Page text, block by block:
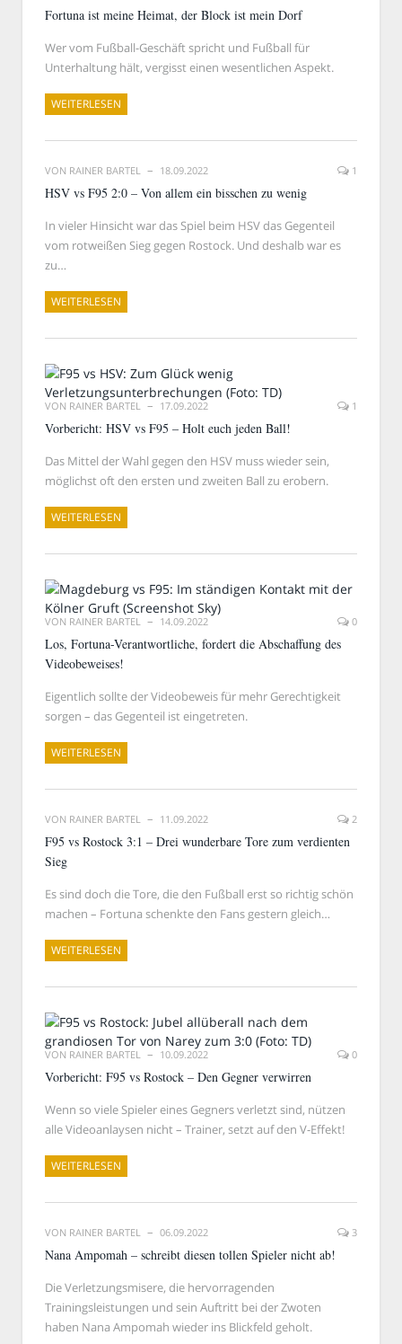
Fortuna ist meine Heimat, der Block ist mein Dorf
Wer vom Fußball-Geschäft spricht und Fußball für
Unterhaltung hält, vergisst einen wesentlichen Aspekt.
WEITERLESEN
VON RAINER BARTEL 18.09.2022 1
HSV vs F95 2:0 – Von allem ein bisschen zu wenig
In vieler Hinsicht war das Spiel beim HSV das Gegenteil
vom rotweißen Sieg gegen Rostock. Und deshalb war es
zu…
WEITERLESEN
VON RAINER BARTEL 17.09.2022 1
Vorbericht: HSV vs F95 – Holt euch jeden Ball!
Das Mittel der Wahl gegen den HSV muss wieder sein,
möglichst oft den ersten und zweiten Ball zu erobern.
WEITERLESEN
VON RAINER BARTEL 14.09.2022 0
Los, Fortuna-Verantwortliche, fordert die Abschaffung des
Videobeweises!
Eigentlich sollte der Videobeweis für mehr Gerechtigkeit
sorgen – das Gegenteil ist eingetreten.
WEITERLESEN
VON RAINER BARTEL 11.09.2022 2
F95 vs Rostock 3:1 – Drei wunderbare Tore zum verdienten
Sieg
Es sind doch die Tore, die den Fußball erst so richtig schön
machen – Fortuna schenkte den Fans gestern gleich…
WEITERLESEN
VON RAINER BARTEL 10.09.2022 0
Vorbericht: F95 vs Rostock – Den Gegner verwirren
Wenn so viele Spieler eines Gegners verletzt sind, nützen
alle Videoanlaysen nicht – Trainer, setzt auf den V-Effekt!
WEITERLESEN
VON RAINER BARTEL 06.09.2022 3
Nana Ampomah – schreibt diesen tollen Spieler nicht ab!
Die Verletzungsmisere, die hervorragenden
Trainingsleistungen und sein Auftritt bei der Zwoten
haben Nana Ampomah wieder ins Blickfeld geholt.